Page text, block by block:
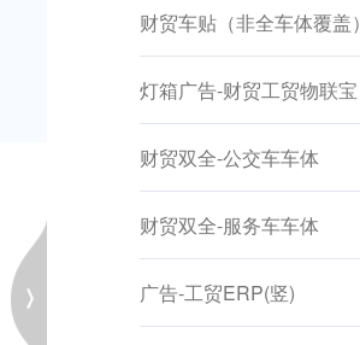
财贸车贴（非全车体覆盖）
灯箱广告-财贸工贸物联宝
财贸双全-公交车车体
财贸双全-服务车车体
广告-工贸ERP(竖)